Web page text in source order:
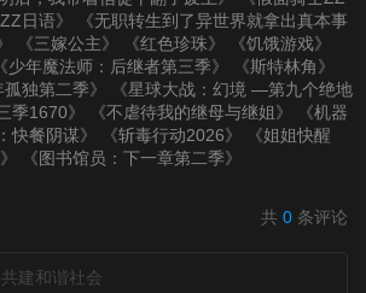
日语》
《无职转生到了异世界就拿出真本事
《三嫁公主》 《红色珍珠》
《饥饿游戏》
《少年魔法师：后继者第三季》
《斯特林角》
孤独第二季》
《星球大战：幻境 —第九个绝地
季1670》 《不虐待我的继母与继姐》
《机器
快餐阴谋》 《斩毒行动2026》
《姐姐快醒
《图书馆员：下一章第二季》
共 0 条评论